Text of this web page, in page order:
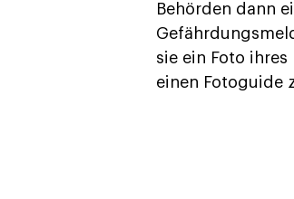
Behörden dann
sie ein Foto
einen Fotoguide